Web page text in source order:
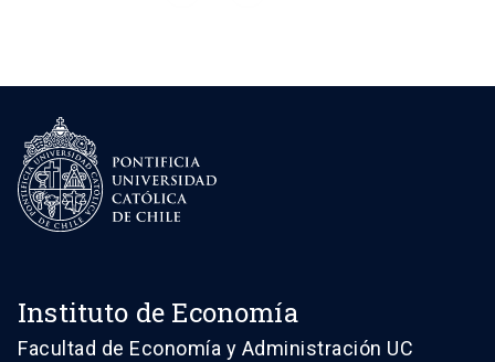
Instituto de Economía
Facultad de Economía y Administración UC